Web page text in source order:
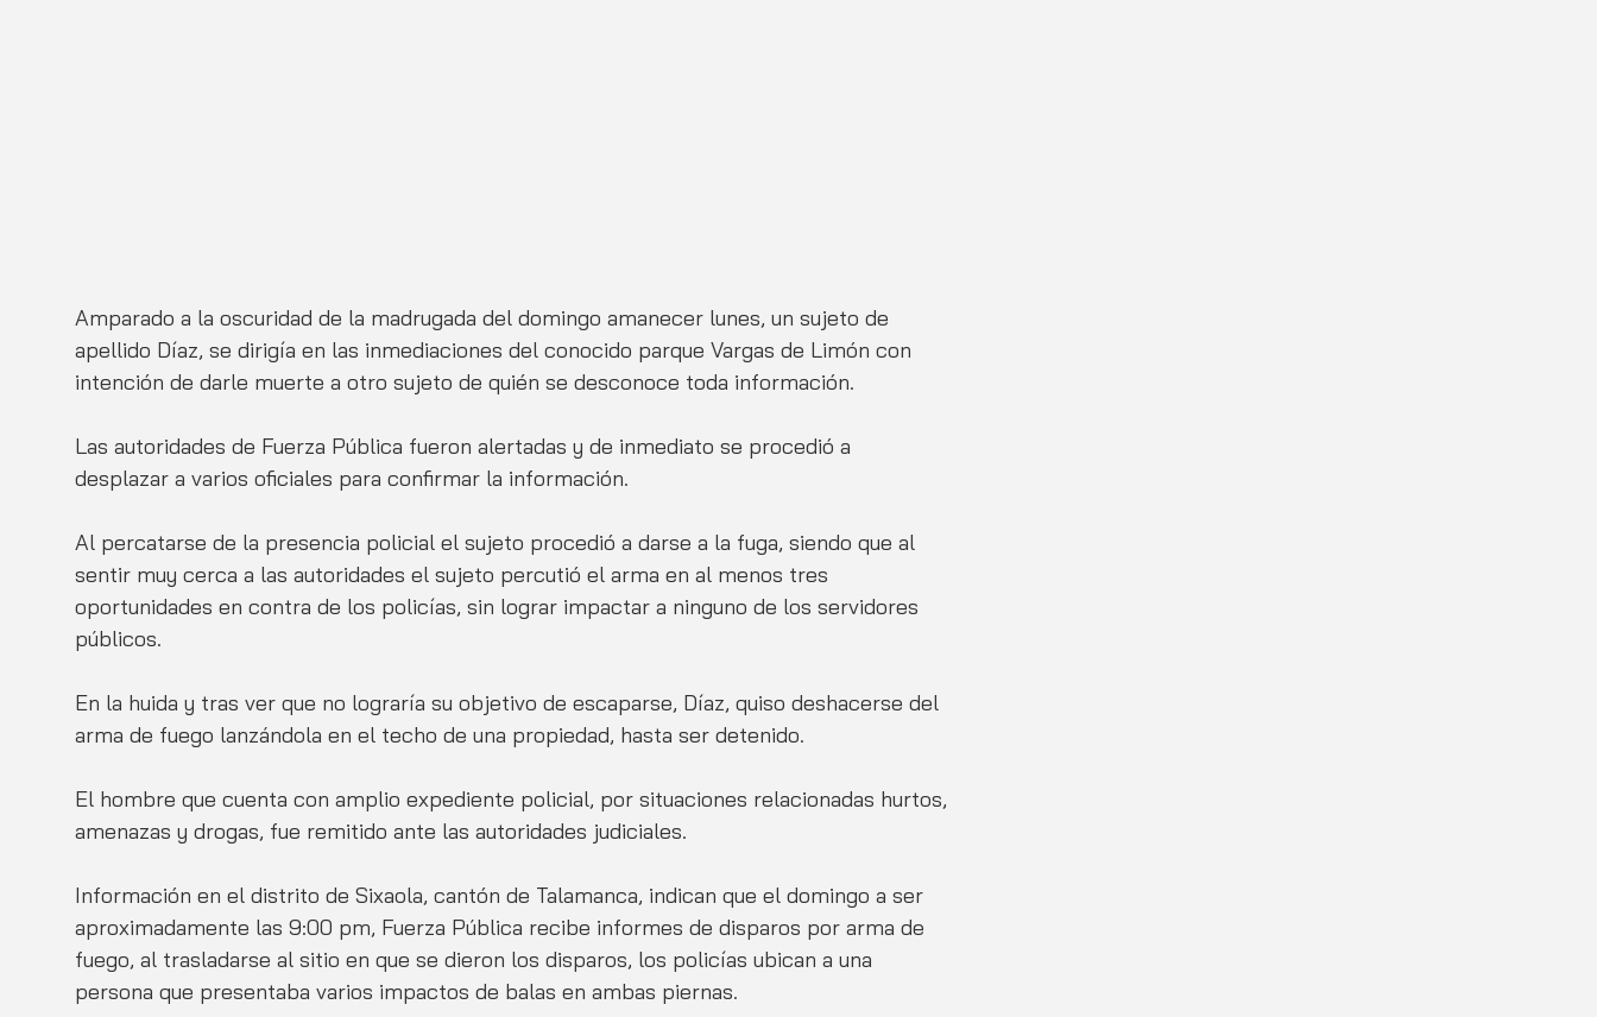
Amparado a la oscuridad de la madrugada del domingo amanecer lunes, un sujeto de
apellido Díaz, se dirigía en las inmediaciones del conocido parque Vargas de Limón con
intención de darle muerte a otro sujeto de quién se desconoce toda información.
Las autoridades de Fuerza Pública fueron alertadas y de inmediato se procedió a
desplazar a varios oficiales para confirmar la información.
Al percatarse de la presencia policial el sujeto procedió a darse a la fuga, siendo que al
sentir muy cerca a las autoridades el sujeto percutió el arma en al menos tres
oportunidades en contra de los policías, sin lograr impactar a ninguno de los servidores
públicos.
En la huida y tras ver que no lograría su objetivo de escaparse, Díaz, quiso deshacerse del
arma de fuego lanzándola en el techo de una propiedad, hasta ser detenido.
El hombre que cuenta con amplio expediente policial, por situaciones relacionadas hurtos,
amenazas y drogas, fue remitido ante las autoridades judiciales.
Información en el distrito de Sixaola, cantón de Talamanca, indican que el domingo a ser
aproximadamente las 9:00 pm, Fuerza Pública recibe informes de disparos por arma de
fuego, al trasladarse al sitio en que se dieron los disparos, los policías ubican a una
persona que presentaba varios impactos de balas en ambas piernas.